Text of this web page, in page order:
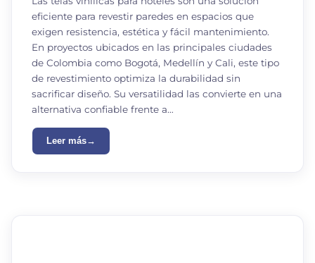
eficiente para revestir paredes en espacios que
exigen resistencia, estética y fácil mantenimiento.
En proyectos ubicados en las principales ciudades
de Colombia como Bogotá, Medellín y Cali, este tipo
de revestimiento optimiza la durabilidad sin
sacrificar diseño. Su versatilidad las convierte en una
alternativa confiable frente a…
Leer más